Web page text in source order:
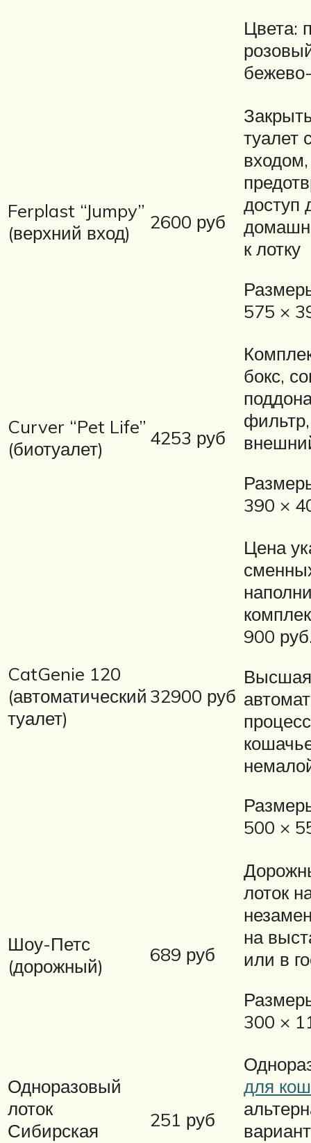
Цвета:
Ferplast “Jumpy”
(верхний вход)
2600 руб
туалет
доступ
к лотку
575 ×
Curver “Pet Life”
(биотуалет)
4253 руб
бокс,
390 ×
CatGenie 120
(автоматический
туалет)
32900 руб
Цена
900
500 ×
Шоу-Петс
(дорожный)
689 руб
лоток
на
или в
300 ×
Одноразовый
лоток
Сибирская
251 руб
для